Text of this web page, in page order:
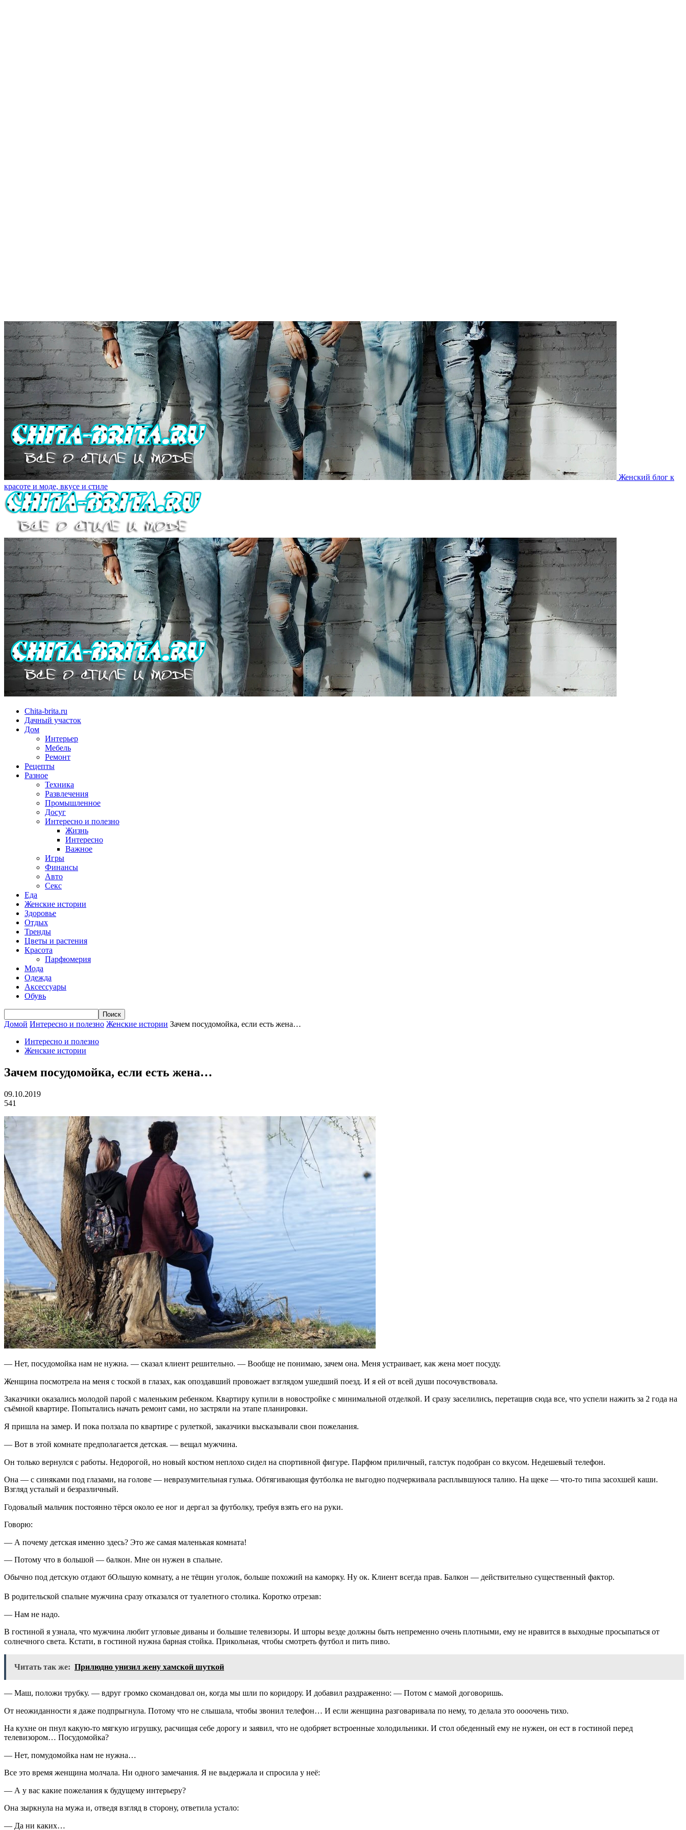
Женский блог к
красоте и моде, вкусе и стиле
Chita-brita.ru
Дачный участок
Дом
Интерьер
Мебель
Ремонт
Рецепты
Разное
Техника
Развлечения
Промышленное
Досуг
Интересно и полезно
Жизнь
Интересно
Важное
Игры
Финансы
Авто
Секс
Еда
Женские истории
Здоровье
Отдых
Тренды
Цветы и растения
Красота
Парфюмерия
Мода
Одежда
Аксессуары
Обувь
Домой Интересно и полезно Женские истории Зачем посудомойка, если есть жена…
Интересно и полезно
Женские истории
Зачем посудомойка, если есть жена…
09.10.2019
541
— Нет, посудомойка нам не нужна. — сказал клиент решительно. — Вообще не понимаю, зачем она. Меня устраивает, как жена моет посуду.⠀
Женщина посмотрела на меня с тоской в глазах, как опоздавший провожает взглядом ушедший поезд. И я ей от всей души посочувствовала.⠀
Заказчики оказались молодой парой с маленьким ребенком. Квартиру купили в новостройке с минимальной отделкой. И сразу заселились, перетащив сюда все, что успели нажить за 2 года на
съёмной квартире. Попытались начать ремонт сами, но застряли на этапе планировки.⠀
Я пришла на замер. И пока ползала по квартире с рулеткой, заказчики высказывали свои пожелания.⠀
— Вот в этой комнате предполагается детская. — вещал мужчина.⠀
Он только вернулся с работы. Недорогой, но новый костюм неплохо сидел на спортивной фигуре. Парфюм приличный, галстук подобран со вкусом. Недешевый телефон.⠀
Она — с синяками под глазами, на голове — невразумительная гулька. Обтягивающая футболка не выгодно подчеркивала расплывшуюся талию. На щеке — что-то типа засохшей каши.
Взгляд усталый и безразличный.⠀
Годовалый мальчик постоянно тёрся около ее ног и дергал за футболку, требуя взять его на руки.⠀
Говорю:
— А почему детская именно здесь? Это же самая маленькая комната!⠀
— Потому что в большой — балкон. Мне он нужен в спальне.
Обычно под детскую отдают бОльшую комнату, а не тёщин уголок, больше похожий на каморку. Ну ок. Клиент всегда прав. Балкон — действительно существенный фактор.
В родительской спальне мужчина сразу отказался от туалетного столика. Коротко отрезав:⠀
— Нам не надо.⠀
В гостиной я узнала, что мужчина любит угловые диваны и большие телевизоры. И шторы везде должны быть непременно очень плотными, ему не нравится в выходные просыпаться от
солнечного света. Кстати, в гостиной нужна барная стойка. Прикольная, чтобы смотреть футбол и пить пиво.⠀
Читать так же: Прилюдно унизил жену хамской шуткой
— Маш, положи трубку. — вдруг громко скомандовал он, когда мы шли по коридору. И добавил раздраженно: — Потом с мамой договоришь.⠀
От неожиданности я даже подпрыгнула. Потому что не слышала, чтобы звонил телефон… И если женщина разговаривала по нему, то делала это оооочень тихо.⠀
На кухне он пнул какую-то мягкую игрушку, расчищая себе дорогу и заявил, что не одобряет встроенные холодильники. И стол обеденный ему не нужен, он ест в гостиной перед
телевизором… Посудомойка?
— Нет, помудомойка нам не нужна…⠀
Все это время женщина молчала. Ни одного замечания. Я не выдержала и спросила у неё:
— А у вас какие пожелания к будущему интерьеру?⠀
Она зыркнула на мужа и, отведя взгляд в сторону, ответила устало:
— Да ни каких…⠀